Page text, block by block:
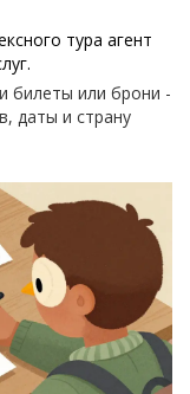
тура агент
билеты или брони -
даты и страну